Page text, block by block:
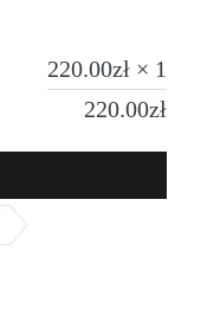
220.00zł × 1
220.00zł